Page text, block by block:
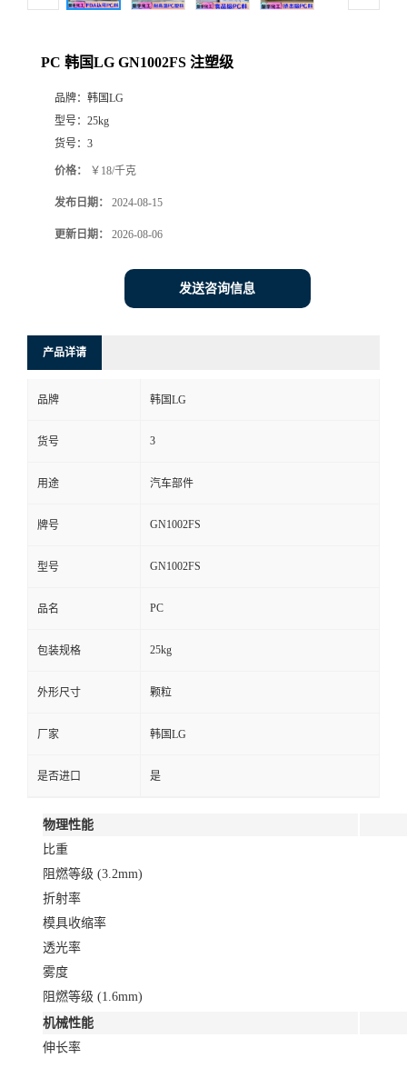
PC 韩国LG GN1002FS 注塑级
品牌： 韩国LG
型号： 25kg
货号： 3
价格： ￥18/千克
发布日期： 2024-08-15
更新日期： 2026-08-06
发送咨询信息
产品详请
品牌 韩国LG
货号 3
用途 汽车部件
牌号 GN1002FS
型号 GN1002FS
品名 PC
包装规格 25kg
外形尺寸 颗粒
厂家 韩国LG
是否进口 是
物理性能
比重
阻燃等级 (3.2mm)
折射率
模具收缩率
透光率
雾度
阻燃等级 (1.6mm)
机械性能
伸长率